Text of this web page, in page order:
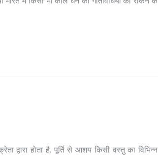
द्वारा होता है. पूर्ति से आशय किसी वस्तु का विभिन्न